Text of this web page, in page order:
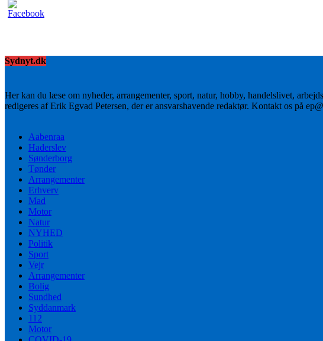
Sydnyt.dk
Her kan du læse om nyheder, arrangementer, sport, natur, hobby, handelslivet,
redigeres af Erik Egvad Petersen, der er ansvarshavende redaktør. Kontakt os på
Aabenraa
Haderslev
Sønderborg
Tønder
Arrangementer
Erhverv
Mad
Motor
Natur
NYHED
Politik
Sport
Vejr
Arrangementer
Bolig
Sundhed
Syddanmark
112
Motor